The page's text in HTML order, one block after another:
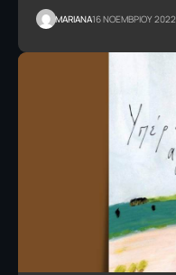
MARIANA16 ΝΟΕΜΒΡΙΟΥ 2022